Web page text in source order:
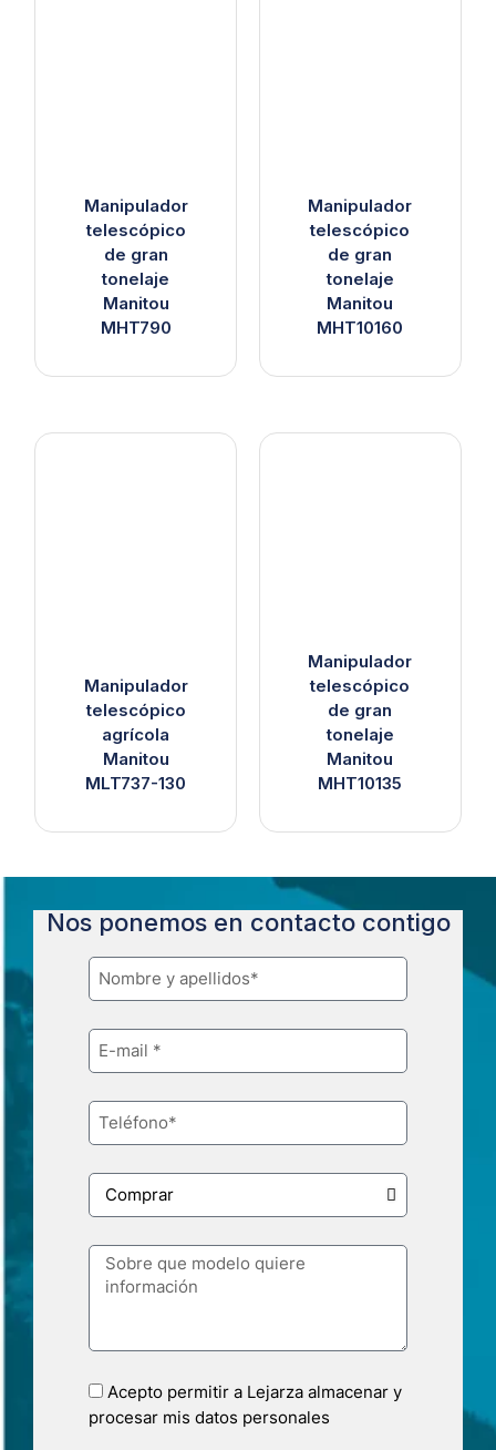
Manipulador
telescópico
de gran
tonelaje
Manitou
MHT790
Manipulador
telescópico
de gran
tonelaje
Manitou
MHT10160
Manipulador
telescópico
agrícola
Manitou
MLT737-130
Manipulador
telescópico
de gran
tonelaje
Manitou
MHT10135
Nos ponemos en contacto contigo
Acepto permitir a Lejarza almacenar y
procesar mis datos personales